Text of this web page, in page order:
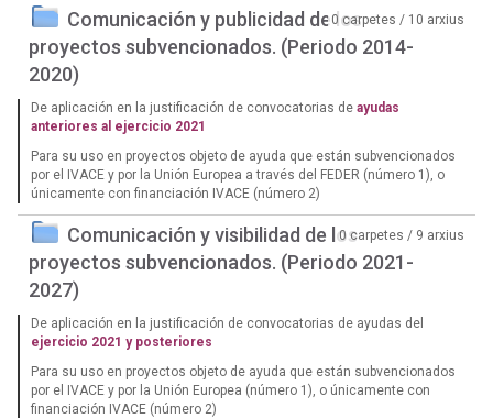
Comunicación y publicidad de los
proyectos subvencionados. (Periodo 2014-
2020)
0 carpetes / 10 arxius
De aplicación en la justificación de convocatorias de ayudas
anteriores al ejercicio 2021
Para su uso en proyectos objeto de ayuda que están subvencionados
por el IVACE y por la Unión Europea a través del FEDER (número 1), o
únicamente con financiación IVACE (número 2)
Comunicación y visibilidad de los
proyectos subvencionados. (Periodo 2021-
2027)
0 carpetes / 9 arxius
De aplicación en la justificación de convocatorias de ayudas del
ejercicio 2021 y posteriores
Para su uso en proyectos objeto de ayuda que están subvencionados
por el IVACE y por la Unión Europea (número 1), o únicamente con
financiación IVACE (número 2)